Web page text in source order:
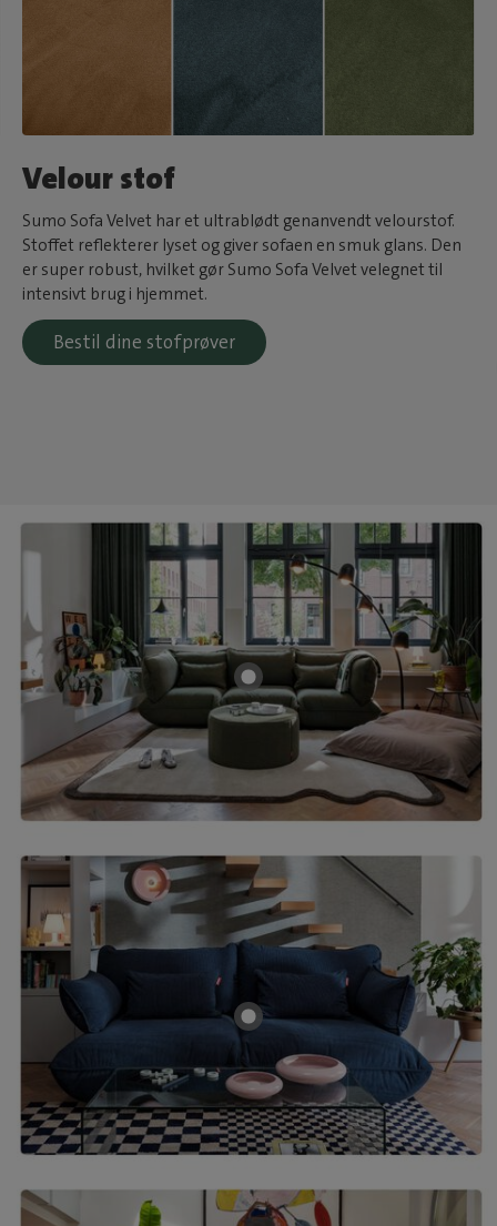
Velour stof
Sumo Sofa Velvet har et ultrablødt genanvendt velourstof.
Stoffet reflekterer lyset og giver sofaen en smuk glans. Den
er super robust, hvilket gør Sumo Sofa Velvet velegnet til
intensivt brug i hjemmet.
Bestil dine stofprøver